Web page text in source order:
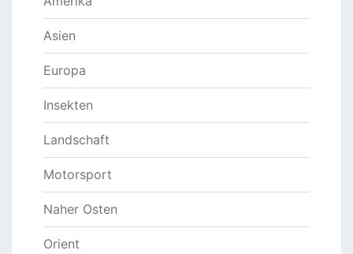
Asien
Europa
Insekten
Landschaft
Motorsport
Naher Osten
Orient